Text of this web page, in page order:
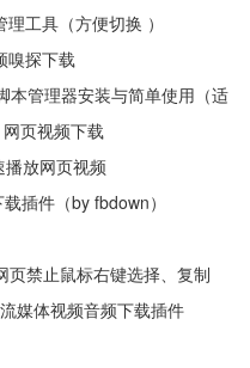
办法
工具（方便切换 ）
嗅探下载
本管理器安装与简单使用（适
页视频下载
放网页视频
插件（by fbdown）
禁止鼠标右键选择、复制
媒体视频音频下载插件